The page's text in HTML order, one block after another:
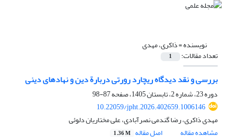
نویسنده =ذاکری، مهدی
تعداد مقالات: 1
بررسی و نقد دیدگاه ریچارد رورتی دربارة دین و نهادهای دینی
دوره 23، شماره 2، تابستان 1405، صفحه
87-98
10.22059/jpht.2026.402659.1006146
مهدی ذاکری، رضا گندمی نصرآبادی، علی مختاریان دلوئی
مشاهده مقاله
اصل مقاله 1.36 M